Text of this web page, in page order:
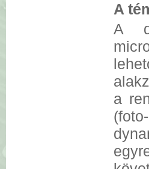
A
A
a